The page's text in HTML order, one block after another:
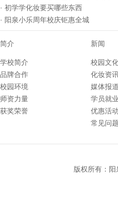
· 初学学化妆要买哪些东西
· 阳泉小乐周年校庆钜惠全城
简介 新闻
学校简介 校园文
品牌合作
化妆资
校园环境
媒体报道
师资力量
学员就业
获奖荣誉
优惠活动
常见问题
版权所有：